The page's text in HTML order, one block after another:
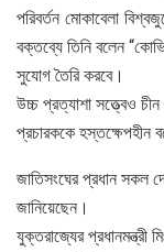
পরিবর্তন মোকাবেলা
বক্তব্যে তিনি বলেন
সুযোগ তৈরি করবে।
উচ্চ প্রত্যাশা সত্ত্বেও চীন
প্রচারককে হস্তক্ষেপহীন
জাতিসংঘের প্রধান সকল
জানিয়েছেন।
যুক্তরাজ্যের প্রধানমন্ত্রী